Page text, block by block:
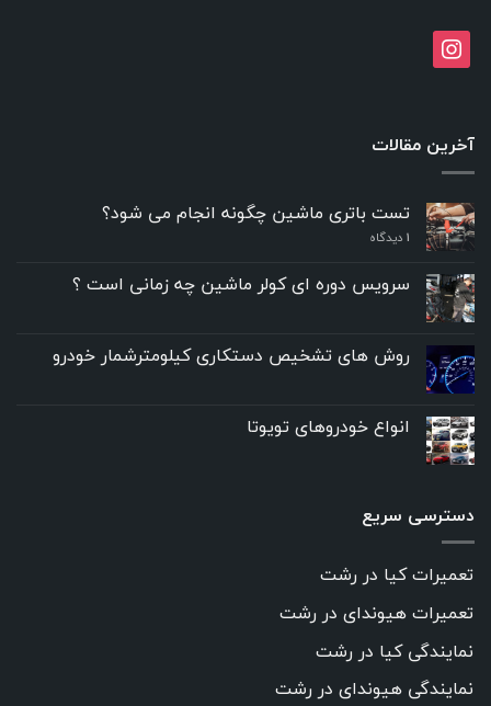
instagram
آخرین مقالات
تست باتری ماشین چگونه انجام می شود؟
۱ دیدگاه
سرویس دوره ای کولر ماشین چه زمانی است ؟
روش های تشخیص دستکاری کیلومترشمار خودرو
انواع خودروهای تویوتا
دسترسی سریع
تعمیرات کیا در رشت
تعمیرات هیوندای در رشت
نمایندگی کیا در رشت
نمایندگی هیوندای در رشت